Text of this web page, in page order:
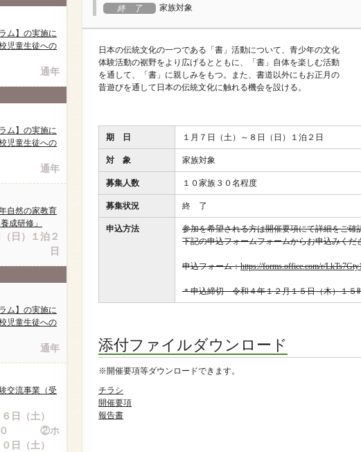
終 了 家族対象
日本の伝統文化の一つである「書」活動について、青少年の文化
体験活動の裾野をより広げるとともに、「書」自体を楽しむ活動
を通して、「書」に親しみをもつ。また、書道以外にもお正月の
昔遊びを通して日本の伝統文化に触れる機会を設ける。
期 日 １月７日（土）～８日（日）１泊２日
対 象 家族対象
募集人数 １０家族３０名程度
募集状況 終 了
申込方法
参加を希望される方は開催要項にて詳細をご確
下記の申込フォームフォームからお申込みくだ
申込フォーム：https://forms.office.com/r/
＊申込締切 令和４年１２月１５日（木）１５
添付ファイルダウンロード
※開催要項等ダウンロードできます。
チラシ
開催要項
報告書
ム】の実施に
児童生徒への
通年
ム】の実施に
児童生徒への
通年
自然の家教育
成研修」
日）１泊２
日
ム】の実施に
児童生徒への
通年
交流事業（受
日（土）
３０ ②ホ
０日（土）